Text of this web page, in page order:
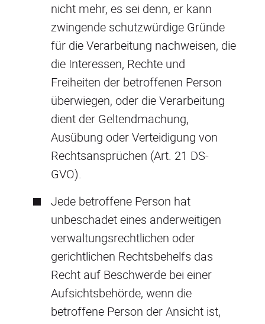
nicht mehr, es sei denn, er kann
zwingende schutzwürdige Gründe
für die Verarbeitung nachweisen, die
die Interessen, Rechte und
Freiheiten der betroffenen Person
überwiegen, oder die Verarbeitung
dient der Geltendmachung,
Ausübung oder Verteidigung von
Rechtsansprüchen (Art. 21 DS-
GVO).
Jede betroffene Person hat
unbeschadet eines anderweitigen
verwaltungsrechtlichen oder
gerichtlichen Rechtsbehelfs das
Recht auf Beschwerde bei einer
Aufsichtsbehörde, wenn die
betroffene Person der Ansicht ist,